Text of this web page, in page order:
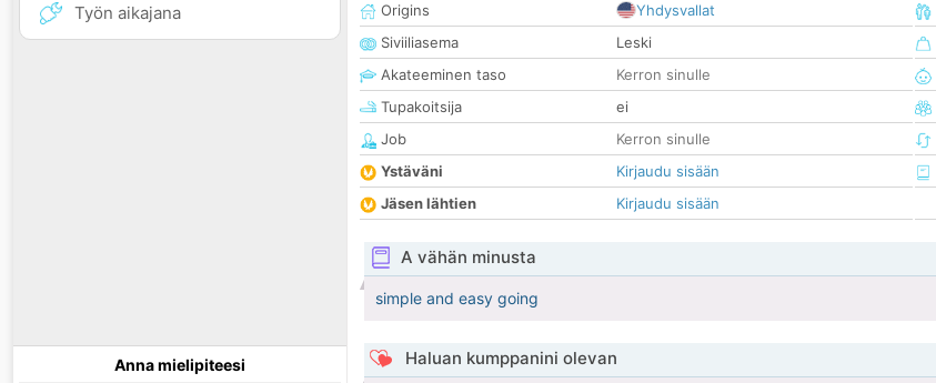
Työn aikajana
Anna mielipiteesi
Origins
Yhdysvallat
Siviiliasema
Leski
Akateeminen taso
Kerron sinulle
Tupakoitsija
ei
Job
Kerron sinulle
Ystäväni
Kirjaudu sisään
Jäsen lähtien
Kirjaudu sisään
A vähän minusta
simple and easy going
Haluan kumppanini olevan